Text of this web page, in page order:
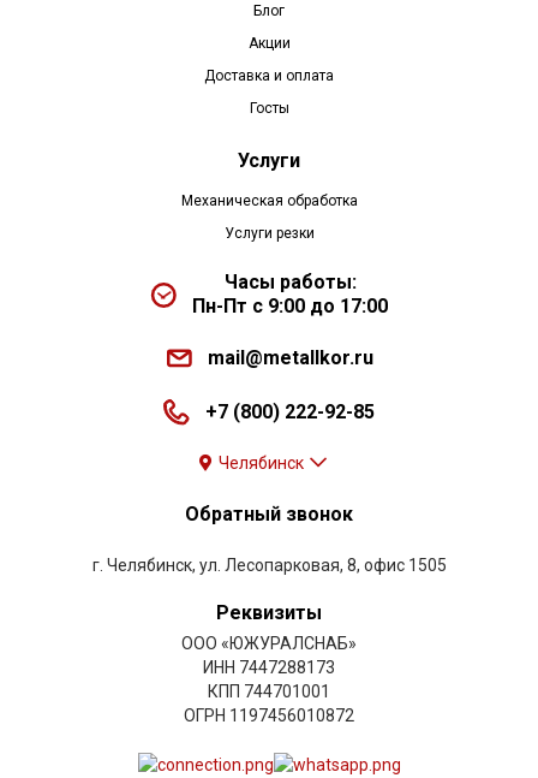
Блог
Акции
Доставка и оплата
Госты
Услуги
Механическая обработка
Услуги резки
Часы работы:
Пн-Пт с 9:00 до 17:00
mail@metallkor.ru
+7 (800) 222-92-85
Челябинск
Обратный звонок
г. Челябинск, ул. Лесопарковая, 8, офис 1505
Реквизиты
ООО «ЮЖУРАЛСНАБ»
ИНН 7447288173
КПП 744701001
ОГРН 1197456010872